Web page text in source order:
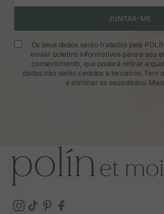
JUNTAR-ME
Os seus dados serão tratados pela
enviar boletins informativos para o seu
consentimento, que poderá retirar a
dados não serão cedidos a terceiros. Tem
e eliminar os seus dados.